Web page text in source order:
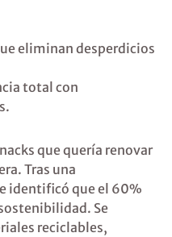
eliminan desperdicios
total con
que quería renovar
Tras una
identificó que el 60%
Se
reciclables,